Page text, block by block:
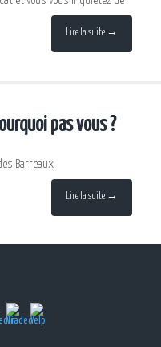
Lire la suite →
pas vous ?
Barreaux
Lire la suite →